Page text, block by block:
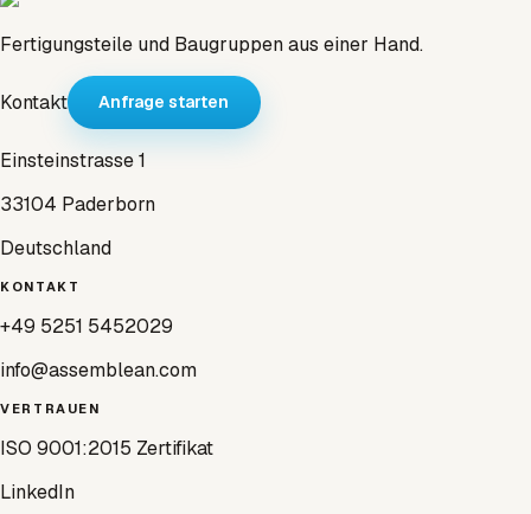
Fertigungsteile und Baugruppen aus einer Hand.
Kontakt Anfrage starten
Einsteinstrasse 1
33104 Paderborn
Deutschland
KONTAKT
+49 5251 5452029
info@assemblean.com
VERTRAUEN
ISO 9001:2015 Zertifikat
LinkedIn